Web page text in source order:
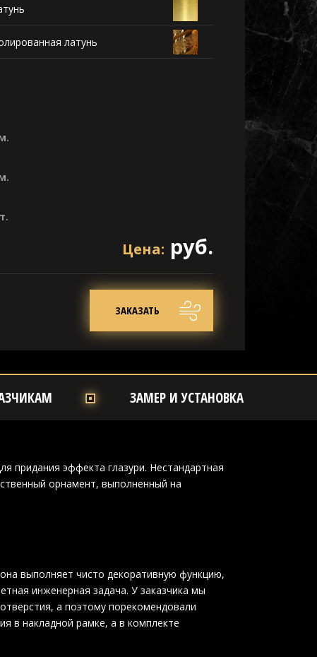
латунь
Цена: руб.
ЗАКАЗАТЬ
ЗАМЕР И УСТАНОВКА
придания эффекта глазури. Нестандартная
орнамент, выполненный на
выполняет чисто декоративную функцию,
инженерная задача. У заказчика мы
а поэтому порекомендовали
в накладной рамке, а в комплекте